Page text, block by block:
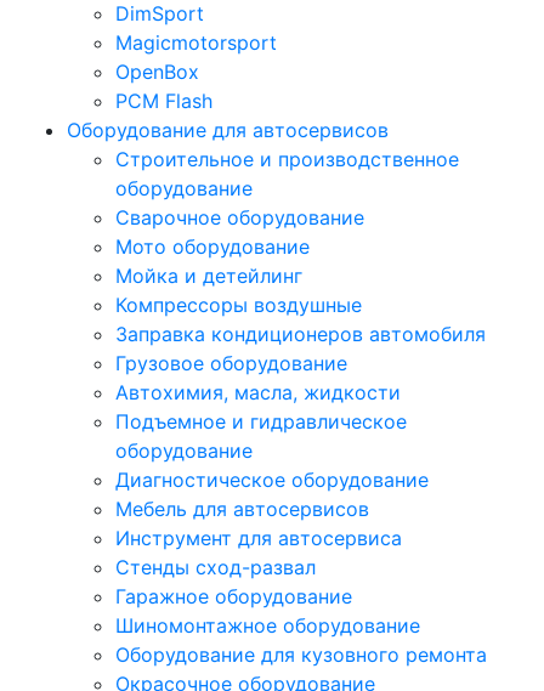
DimSport
Magicmotorsport
OpenBox
PCM Flash
Оборудование для автосервисов
Строительное и производственное
оборудование
Сварочное оборудование
Мото оборудование
Мойка и детейлинг
Компрессоры воздушные
Заправка кондиционеров автомобиля
Грузовое оборудование
Автохимия, масла, жидкости
Подъемное и гидравлическое
оборудование
Диагностическое оборудование
Мебель для автосервисов
Инструмент для автосервиса
Стенды сход-развал
Гаражное оборудование
Шиномонтажное оборудование
Оборудование для кузовного ремонта
Окрасочное оборудование